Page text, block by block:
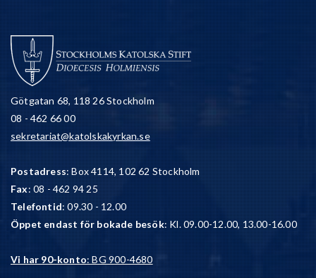
Götgatan 68, 118 26 Stockholm
08 - 462 66 00
sekretariat@katolskakyrkan.se
Postadress: Box 4114, 102 62 Stockholm
Fax: 08 - 462 94 25
Telefontid: 09.30 - 12.00
Öppet endast för bokade besök: Kl. 09.00-12.00, 13.00-16.00
Vi har 90-konto: BG 900-4680